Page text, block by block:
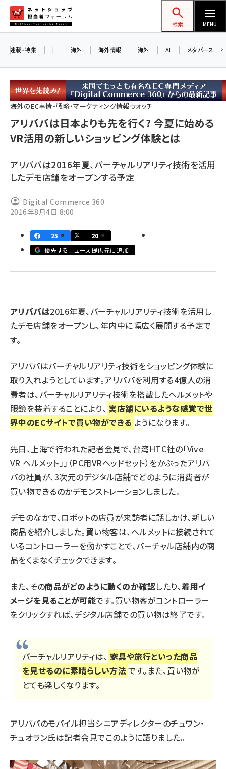
ン
ネットショップ担当者フォーラム
検索 MENU
yahoo (1907)
ecbeing (1211)
base (1083)
revico (744)
連載・特集 | 海外 海外情報 海外 AI メタバース
海外のEC事情・戦略・マーケティング情報ウォッチ
アリババは日本よりも先を行く? 今夏に始める
VR活用の新しいショッピング体験とは
アリババは2016年夏、バーチャルリアリティ技術を活用
したデモ店舗をオープンする予定
Digital Commerce 360
2016年8月4日 8:00
25
20
優先するニュース提供元に追加
アリババは2016年夏、バーチャルリアリティ技術を活用し
たデモ店舗をオープンし、年内中に幅広く展開する予定で
す。
アリババはバーチャルリアリティ技術をショッピング体験に
取り入れようとしています。アリババを利用する4億人の消
費者は、バーチャルリアリティ技術を搭載したヘルメットや
眼鏡を装着することにより、 実店舗にいるような感覚で世
界中のECサイトで買い物ができる ようになります。
先日、上海で行われた記者会見で、台湾HTC社の「Vive
VR ヘルメット」」（PC用VRヘッドセット）をかぶったアリバ
バの社員が、3次元のデジタル店舗でどのように消費者が
買い物できるのかデモンストレーションしました。
デモのなかで、ロボットの店員が来訪者に話しかけ、新しい
商品を紹介しました。買い物客は、ヘルメットに接続されて
いるコントローラーを動かすことで、バーチャル店舗内の商
品をくまなくチェックできます。
また、その商品がどのように動くのか確認したり、着用イ
メージを見ることが可能です。買い物客がコントローラー
をクリックすれば、デジタル店舗での買い物は終了です。
バーチャルリアリティは、 家具や旅行といった商品
を見せるのに素晴らしい方法です。また、買い物が
とても楽しくなります。
アリババのモバイル担当シニアディレクターのチュワン・
チュオラン氏は記者会見でこのように語りました。
AI
ア